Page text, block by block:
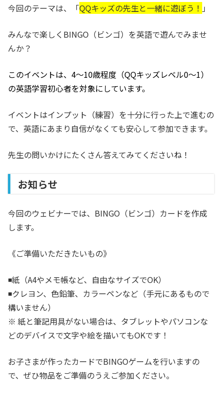
今回のテーマは、「QQキッズの先生と一緒に遊ぼう！ 」
みんなで楽しくBINGO（ビンゴ）を英語で遊んでみませ
んか？
このイベントは、 4〜10歳程度（QQキッズレベル0〜1）
の英語学習初心者を対象にしています。
イベントはインプット（練習）を十分に行った上で進むの
で、英語にあまり自信がなくても安心して参加できます。
先生の問いかけにたくさん答えてみてくださいね！
お知らせ
今回のウェビナーでは、BINGO（ビンゴ）カードを作成
します。
《ご準備いただきたいもの》
◾️紙（A4やメモ帳など、自由なサイズでOK）
◾️クレヨン、色鉛筆、カラーペンなど（手元にあるもので
構いません）
※ 紙と筆記用具がない場合は、タブレットやパソコンな
どのデバイスで文字や絵を描いてもOKです！
お子さまが作ったカードでBINGOゲームを行いますの
で、ぜひ物品をご準備のうえご参加ください。